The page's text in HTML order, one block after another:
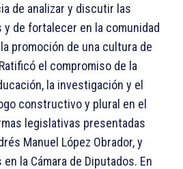
de analizar y discutir las
de fortalecer en la comunidad
promoción de una cultura de
el compromiso de la
la investigación y el
constructivo y plural en el
legislativas presentadas
Manuel López Obrador, y
la Cámara de Diputados. En